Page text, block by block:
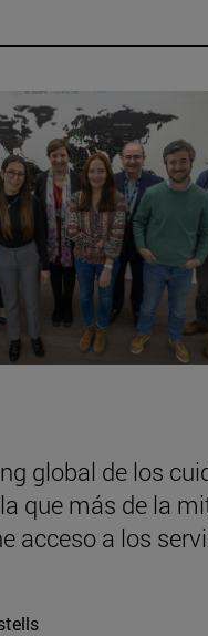
global de los
que más de la
acceso a los